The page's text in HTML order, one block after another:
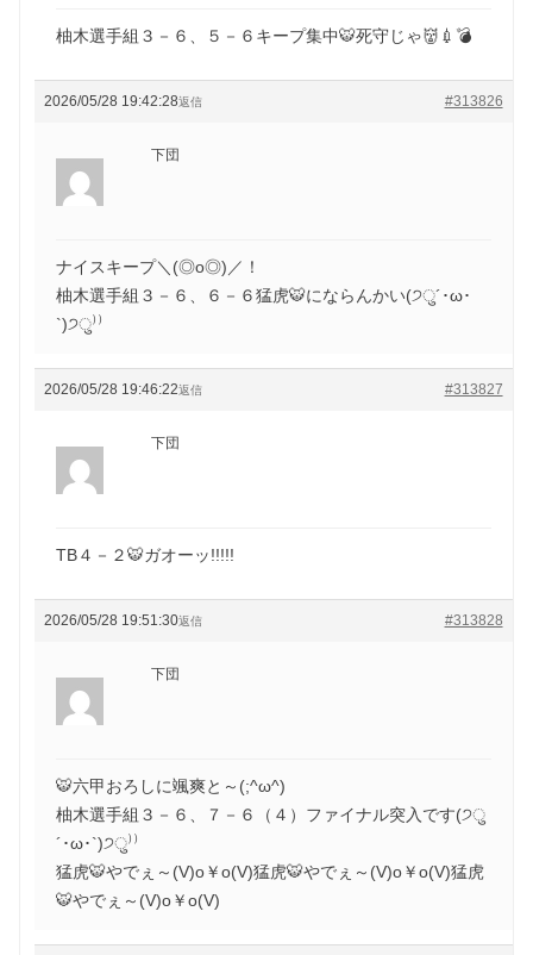
柚木選手組３－６、５－６キープ集中🐯死守じゃ👹💉💣
2026/05/28 19:42:28 #313826
返信
下団
ナイスキープ＼(◎o◎)／！
柚木選手組３－６、６－６猛虎🐯にならんかい(੭ु´･ω･
`)੭ु⁾⁾
2026/05/28 19:46:22 #313827
返信
下団
TB４－２🐯ガオーッ!!!!!
2026/05/28 19:51:30 #313828
返信
下団
🐯六甲おろしに颯爽と～(;^ω^)
柚木選手組３－６、７－６（４）ファイナル突入です(੭ु
´･ω･`)੭ु⁾⁾
猛虎🐯やでぇ～(V)o￥o(V)猛虎🐯やでぇ～(V)o￥o(V)猛虎
🐯やでぇ～(V)o￥o(V)